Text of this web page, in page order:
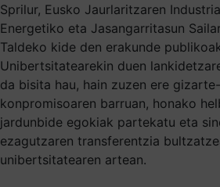
Sprilur, Eusko Jaurlaritzaren
Energetiko eta Jasangarritasun
Taldeko kide den erakunde
Unibertsitatearekin duen
da bisita hau, hain zuzen ere
konpromisoaren barruan, honako
jardunbide egokiak partekatu eta
ezagutzaren transferentzia
unibertsitatearen artean.